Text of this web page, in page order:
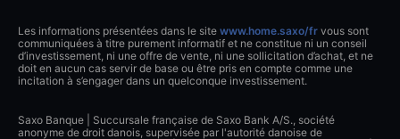
Les informations présentées dans le site www.home.saxo/fr vous sont
communiquées à titre purement informatif et ne constitue ni un conseil
d’investissement, ni une offre de vente, ni une sollicitation d’achat, et ne
doit en aucun cas servir de base ou être pris en compte comme une
incitation à s’engager dans un quelconque investissement.
Saxo Banque | Succursale française de Saxo Bank A/S., société
anonyme de droit danois, supervisée par l'autorité danoise de